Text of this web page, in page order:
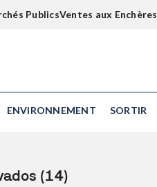
PublicsVentes aux Enchères
ENVIRONNEMENT SORTIR
(14)